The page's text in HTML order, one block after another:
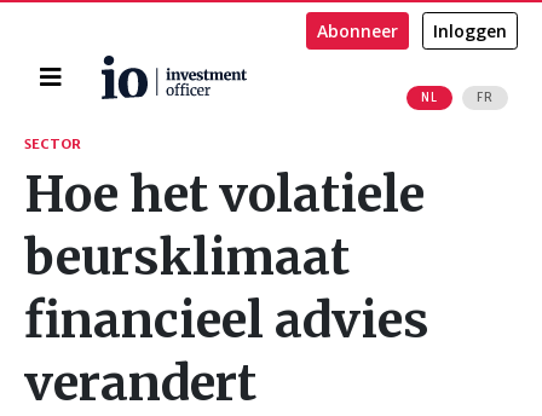
Home
NL FR
Abonneer Inloggen
Zoeken
SECTOR
Hoe het volatiele
beursklimaat
financieel advies
verandert